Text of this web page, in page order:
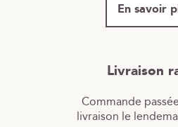
En savoir
Livraison
Commande
livraison le